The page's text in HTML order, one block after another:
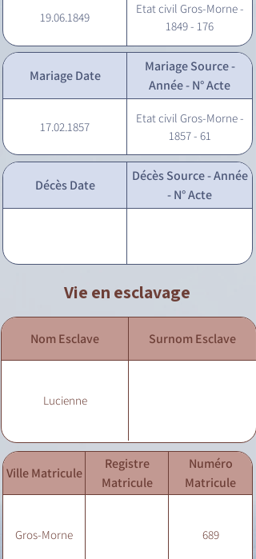
19.06.1849
Etat civil Gros-Morne -
1849 - 176
Mariage Date
Mariage Source -
Année - N° Acte
17.02.1857
Etat civil Gros-Morne -
1857 - 61
Décès Date
Décès Source - Année
- N° Acte
Vie en esclavage
Nom Esclave Surnom Esclave
Lucienne
Ville Matricule
Registre
Matricule
Numéro
Matricule
Gros-Morne 689